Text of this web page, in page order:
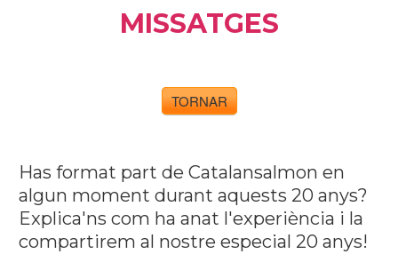
MISSATGES
TORNAR
Has format part de Catalansalmon en
algun moment durant aquests 20 anys?
Explica'ns com ha anat l'experiència i la
compartirem al nostre especial 20 anys!